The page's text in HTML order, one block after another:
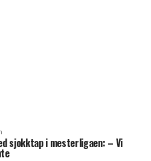
sjokktap i mesterligaen: – Vi